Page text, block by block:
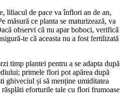
liliacul de pace va înflori an de an,
măsură ce planta se maturizează, va
observi că nu apar boboci, verifică
te că aceasta nu a fost fertilizată
timp plantei pentru a se adapta după
primele flori pot apărea după
ghiveciul și să menține umiditatea
eforturile tale cu flori frumoase